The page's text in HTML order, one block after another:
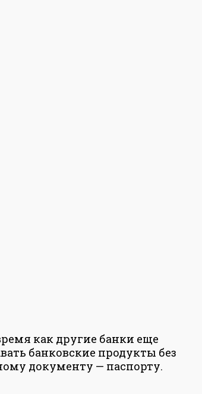
как другие банки еще
банковские продукты без
документу — паспорту.